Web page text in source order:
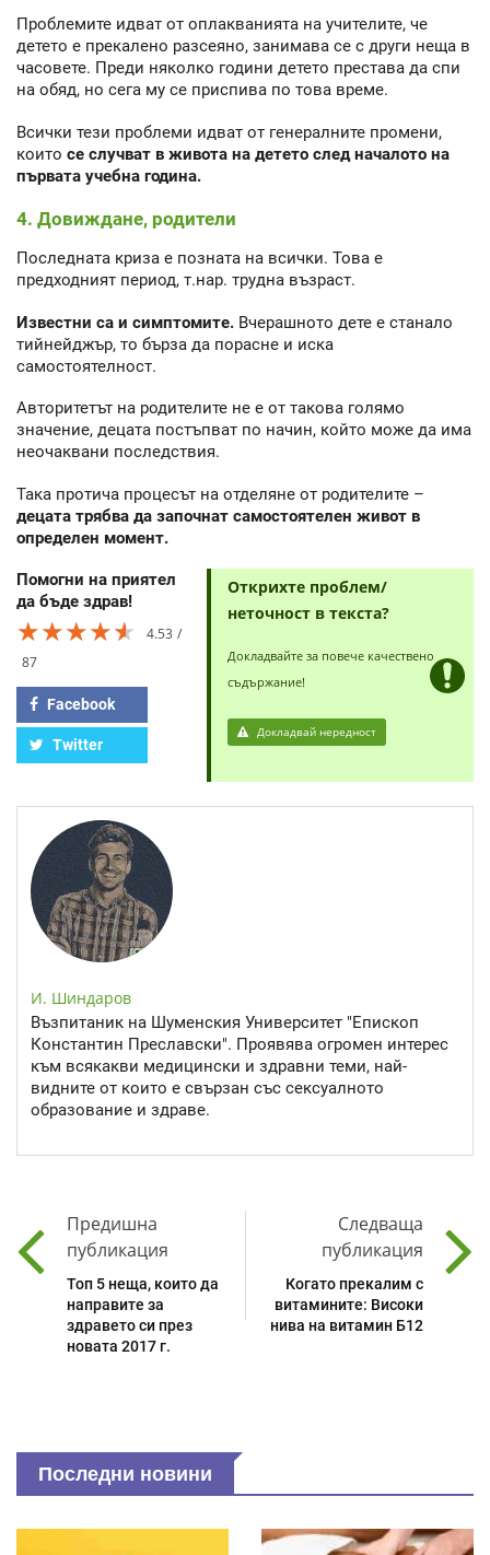
Проблемите идват от оплакванията на учителите, че
детето е прекалено разсеяно, занимава се с други неща в
часовете. Преди няколко години детето престава да спи
на обяд, но сега му се приспива по това време.
Всички тези проблеми идват от генералните промени,
които се случват в живота на детето след началото на
първата учебна година.
4. Довиждане, родители
Последната криза е позната на всички. Това е
предходният период, т.нар. трудна възраст.
Известни са и симптомите. Вчерашното дете е станало
тийнейджър, то бърза да порасне и иска
самостоятелност.
Авторитетът на родителите не е от такова голямо
значение, децата постъпват по начин, който може да има
неочаквани последствия.
Така протича процесът на отделяне от родителите –
децата трябва да започнат самостоятелен живот в
определен момент.
Помогни на приятел
да бъде здрав!
★★★★★
★★★★★
★★★★★
4.53
87
Facebook
Twitter
Открихте проблем/
неточност в текста?
Докладвайте за повече качествено
съдържание!
Докладвай нередност
И. Шиндаров
Възпитаник на Шуменския Университет "Епископ
Константин Преславски". Проявява огромен интерес
към всякакви медицински и здравни теми, най-
видните от които е свързан със сексуалното
образование и здраве.
Предишна
публикация
Топ 5 неща, които да
направите за
здравето си през
новата 2017 г.
Следваща
публикация
Когато прекалим с
витамините: Високи
нива на витамин Б12
Последни новини